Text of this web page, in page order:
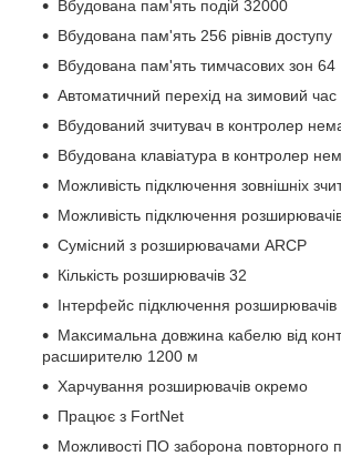
Вбудована пам'ять подій 32000
Вбудована пам'ять 256 рівнів доступу
Вбудована пам'ять тимчасових зон 64
Автоматичний перехід на зимовий час
Вбудований зчитувач в контролер
Вбудована клавіатура в контролер
Можливість підключення зовнішніх
Можливість підключення
Сумісний з розширювачами ARCP
Кількість розширювачів 32
Інтерфейс підключення
Максимальна довжина кабелю від
расширителю 1200 м
Харчування розширювачів окремо
Працює з FortNet
Можливості ПО заборона повторного